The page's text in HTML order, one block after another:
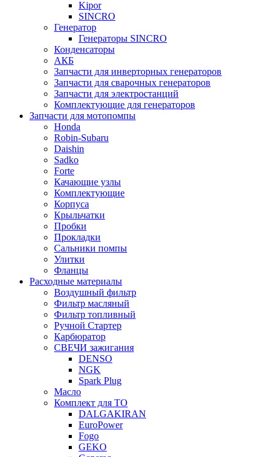
Kipor
SINCRO
Генератор
Генераторы SINCRO
Конденсаторы
АКБ
Запчасти для инверторных генераторов
Запчасти для сварочных генераторов
Запчасти для электростанций
Комплектующие для генераторов
Запчасти для мотопомпы
Honda
Robin-Subaru
Daishin
Sadko
Forte
Качающие узлы
Комплектующие
Корпуса
Крыльчатки
Пробки
Прокладки
Сальники помпы
Улитки
Фланцы
Расходные материалы
Воздушный фильтр
Фильтр масляный
Фильтр топливный
Ручной Стартер
Карбюратор
СВЕЧИ зажигания
DENSO
NGK
Spark Plug
Масло
Комплект для ТО
DALGAKIRAN
EuroPower
Fogo
GEKO